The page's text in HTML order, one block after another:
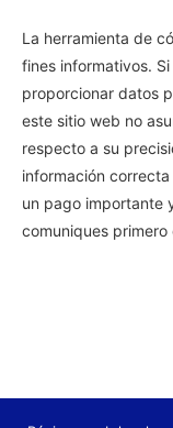
La herramienta de
fines informativos.
proporcionar datos
este sitio web no
respecto a su
información
un pago importante
comuniques